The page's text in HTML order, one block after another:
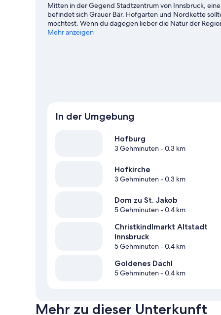
Mitten in der Gegend Stadtzentrum von Innsbruck,
befindet sich Grauer Bär. Hofgarten und Nordkette
möchtest. Wenn du dagegen lieber die Natur der
Rossau. Ebenfalls einen Besuch wert sind diese beiden
Mehr anzeigen
In der Umgebung
Hofburg
3 Gehminuten- 0.3 km
Hofkirche
3 Gehminuten- 0.3 km
Dom zu St. Jakob
5 Gehminuten- 0.4 km
Christkindlmarkt Altstadt
Innsbruck
5 Gehminuten- 0.4 km
Goldenes Dachl
5 Gehminuten- 0.4 km
Mehr zu dieser Unterkunft